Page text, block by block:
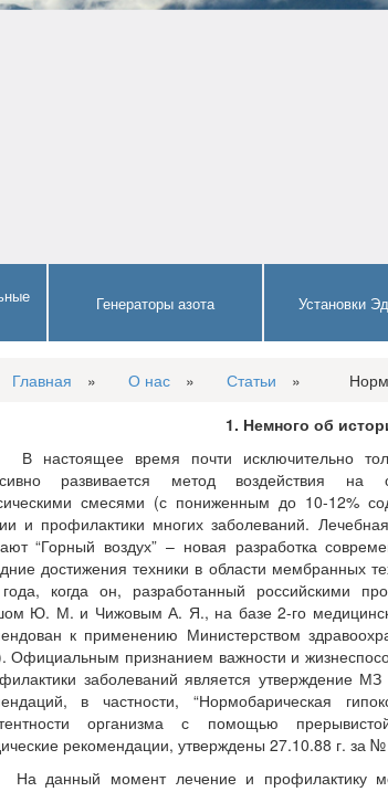
Генераторы азота Установки
Главная » О нас » Статьи »
1. Немного об
настоящее время почти исключительно
развивается метод воздействия на
смесями (с пониженным до 10-12%
и профилактики многих заболеваний.
“Горный воздух” – новая разработка
достижения техники в области мембранных
когда он, разработанный российскими
Ю. М. и Чижовым А. Я., на базе 2-го
к применению Министерством
Официальным признанием важности и
заболеваний является утверждение
в частности, “Нормобарическая
организма с помощью
рекомендации, утверждены 27.10.88 г. за
данный момент лечение и профилактику